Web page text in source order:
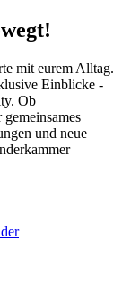
mit eurem Alltag.
Einblicke -
Ob
und neue